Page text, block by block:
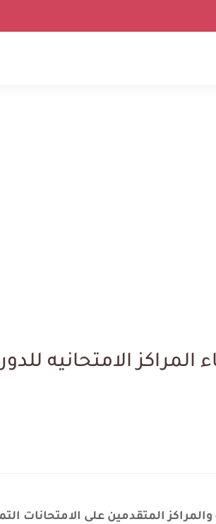
المتقدمين على الامتحانات التمهيديه